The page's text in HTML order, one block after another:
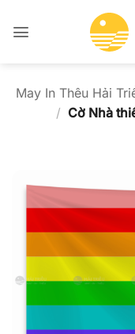
qua
May In Thêu Hải
/ Cờ Nhà